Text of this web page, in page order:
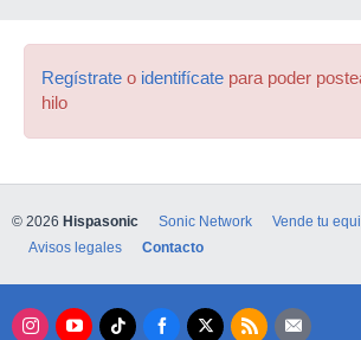
Regístrate o identifícate para poder
hilo
© 2026 Hispasonic Sonic Network Vende tu
Avisos legales
Contacto